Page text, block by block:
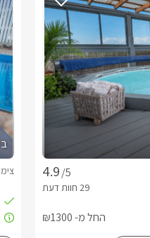
/5
החל מ- ₪1300